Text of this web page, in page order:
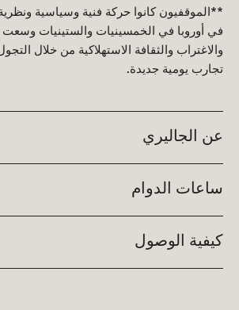
**الموقفيون كانوا حركة فنية وسياسية
في أوروبا في الخمسينيات والستينيات وسعت
والاغتراب والثقافة الاستهلاكية من خلال
تجارب يومية جديدة.
عن الجاليري
ساعات الدوام
كيفية الوصول